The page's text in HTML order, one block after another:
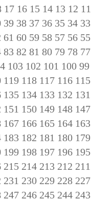
11
12
13
14
15
16
17
33
34
35
36
37
38
39
55
56
57
58
59
60
61
77
78
79
80
81
82
83
99
100
101
102
103
115
116
117
118
119
131
132
133
134
135
147
148
149
150
151
163
164
165
166
167
179
180
181
182
183
195
196
197
198
199
211
212
213
214
215
227
228
229
230
231
243
244
245
246
247